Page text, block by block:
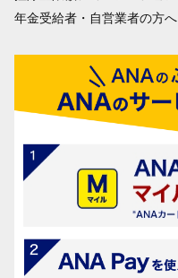
年金受給者・自営業者の方へ